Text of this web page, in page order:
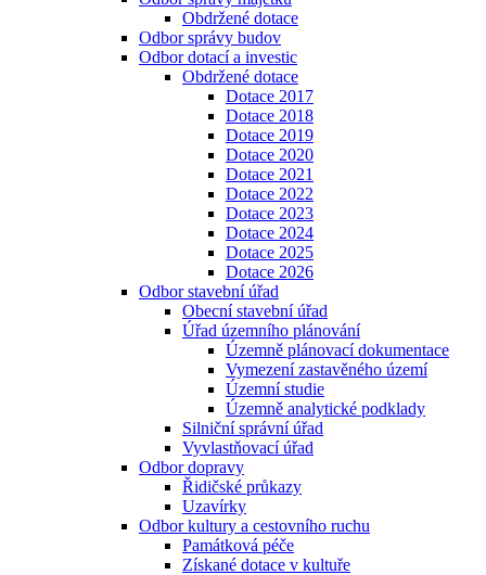
Obdržené dotace
Odbor správy budov
Odbor dotací a investic
Obdržené dotace
Dotace 2017
Dotace 2018
Dotace 2019
Dotace 2020
Dotace 2021
Dotace 2022
Dotace 2023
Dotace 2024
Dotace 2025
Dotace 2026
Odbor stavební úřad
Obecní stavební úřad
Úřad územního plánování
Územně plánovací dokumentace
Vymezení zastavěného území
Územní studie
Územně analytické podklady
Silniční správní úřad
Vyvlastňovací úřad
Odbor dopravy
Řidičské průkazy
Uzavírky
Odbor kultury a cestovního ruchu
Památková péče
Získané dotace v kultuře